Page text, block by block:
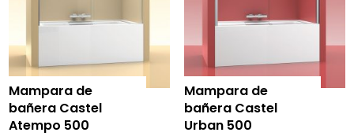
Mampara de
bañera Castel
Atempo 500
Mampara de
bañera Castel
Urban 500